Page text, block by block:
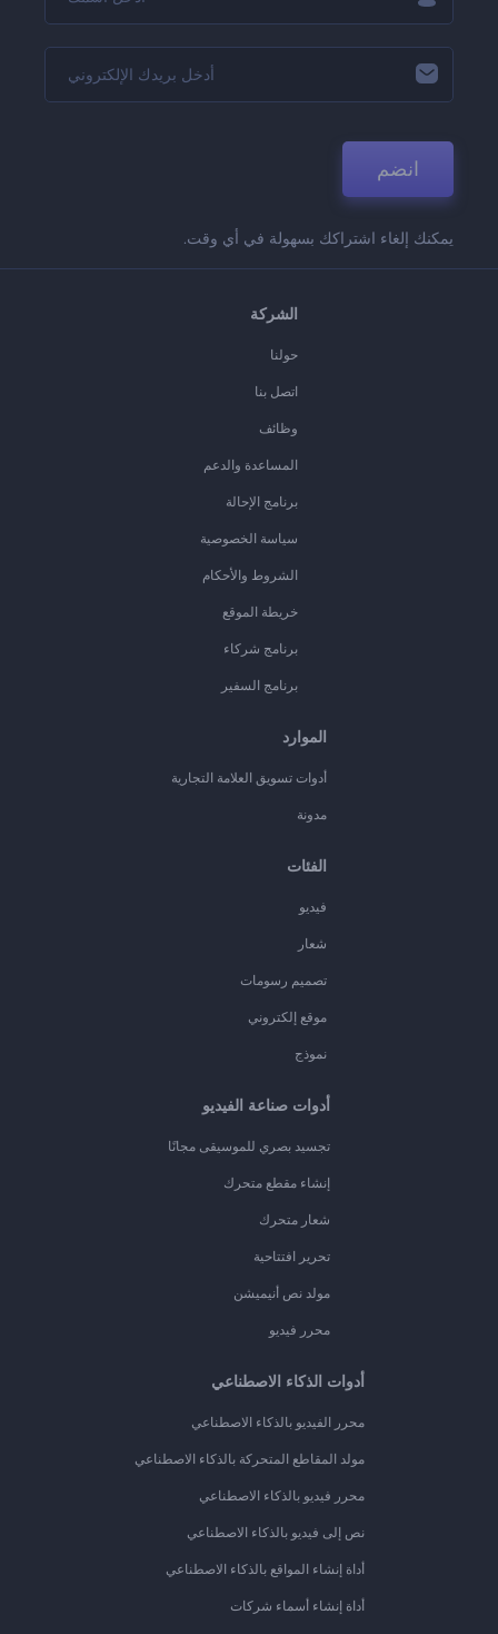
انضم
يمكنك إلغاء اشتراكك بسهولة في أي وقت.
الشركة
حولنا
اتصل بنا
وظائف
المساعدة والدعم
برنامج الإحالة
سياسة الخصوصية
الشروط والأحكام
خريطة الموقع
برنامج شركاء
برنامج السفير
الموارد
أدوات تسويق العلامة التجارية
مدونة
الفئات
فيديو
شعار
تصميم رسومات
موقع إلكتروني
نموذج
أدوات صناعة الفيديو
تجسيد بصري للموسيقى مجانًا
إنشاء مقطع متحرك
شعار متحرك
تحرير افتتاحية
مولد نص أنيميشن
محرر فيديو
أدوات الذكاء الاصطناعي
محرر الفيديو بالذكاء الاصطناعي
مولد المقاطع المتحركة بالذكاء الاصطناعي
محرر فيديو بالذكاء الاصطناعي
نص إلى فيديو بالذكاء الاصطناعي
أداة إنشاء المواقع بالذكاء الاصطناعي
أداة إنشاء أسماء شركات